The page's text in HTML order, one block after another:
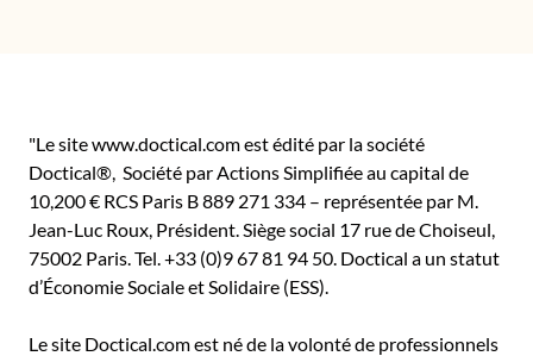
"Le site www.doctical.com est édité par la société
Doctical®, Société par Actions Simplifiée au capital de
10,200 € RCS Paris B 889 271 334 – représentée par M.
Jean-Luc Roux, Président. Siège social 17 rue de Choiseul,
75002 Paris. Tel. +33 (0)9 67 81 94 50. Doctical a un statut
d’Économie Sociale et Solidaire (ESS).
Le site Doctical.com est né de la volonté de professionnels